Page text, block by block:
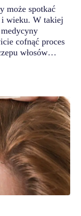
może spotkać
i wieku. W takiej
cofnąć proces
włosów…